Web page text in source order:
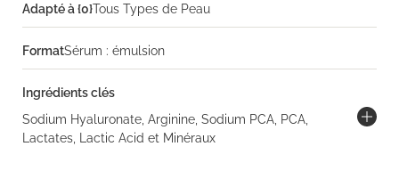
Adapté à {0}Tous Types de Peau
FormatSérum : émulsion
Ingrédients clés
Sodium Hyaluronate, Arginine, Sodium PCA, PCA,
Lactates, Lactic Acid et Minéraux